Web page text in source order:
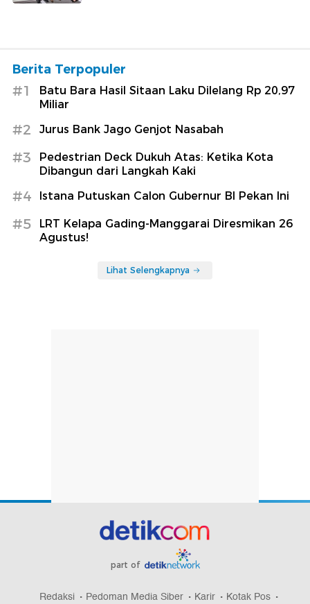
Berita Terpopuler
#1
Batu Bara Hasil Sitaan Laku Dilelang Rp 20,97
Miliar
#2 Jurus Bank Jago Genjot Nasabah
#3
Pedestrian Deck Dukuh Atas: Ketika Kota
Dibangun dari Langkah Kaki
#4 Istana Putuskan Calon Gubernur BI Pekan Ini
#5
LRT Kelapa Gading-Manggarai Diresmikan 26
Agustus!
Lihat Selengkapnya
part of
Redaksi Pedoman Media Siber Karir Kotak Pos